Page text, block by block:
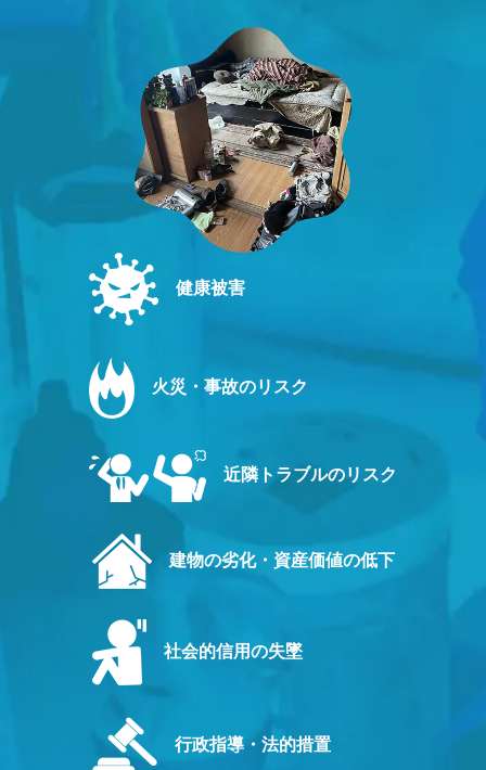
健康被害
火災・事故のリスク
近隣トラブルのリスク
建物の劣化・資産価値の低下
社会的信用の失墜
行政指導・法的措置